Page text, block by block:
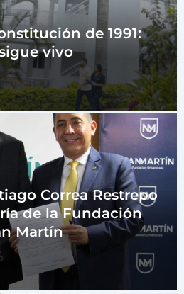
de 1991:
vivo
Correa Restrepo
de la Fundación
Martín